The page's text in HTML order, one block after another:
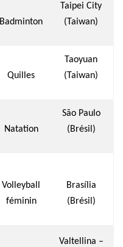
Badminton
Taipei City
(Taiwan)
Quilles
Taoyuan
(Taiwan)
Natation
São Paulo
(Brésil)
Volleyball
féminin
Brasília
(Brésil)
Valtellina –